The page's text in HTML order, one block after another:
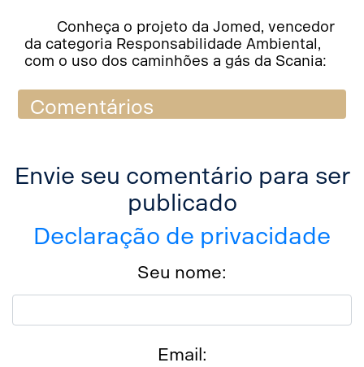
Conheça o projeto da Jomed, vencedor
da categoria Responsabilidade Ambiental,
com o uso dos caminhões a gás da Scania:
Comentários
Envie seu comentário para ser
publicado
Declaração de privacidade
Seu nome:
Email: